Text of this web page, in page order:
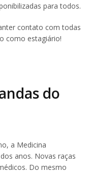
para todos.
contato com todas
como estagiário!
do
a Medicina
anos. Novas raças
Do mesmo